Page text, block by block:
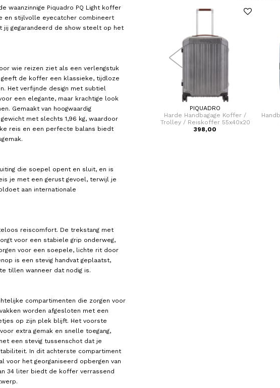
waanzinnige Piquadro PQ Light koffer
en stijlvolle eyecatcher combineert
jij gegarandeerd de show steelt op het
wie reizen ziet als een verlengstuk
de koffer een klassieke, tijdloze
Het verfijnde design met subtiel
een elegante, maar krachtige look
Gemaakt van hoogwaardig
met slechts 1,96 kg, waardoor
reis en een perfecte balans biedt
die soepel opent en sluit, en is
je met een gerust gevoel, terwijl je
aan internationale
reiscomfort. De trekstang met
voor een stabiele grip onderweg,
voor een soepele, lichte rit door
is een stevig handvat geplaatst,
tillen wanneer dat nodig is.
compartimenten die zorgen voor
worden afgesloten met een
op zijn plek blijft. Het voorste
extra gemak en snelle toegang,
een stevig tussenschot dat je
In dit achterste compartiment
voor het georganiseerd opbergen van
34 liter biedt de koffer verrassend
Koffer / Trolley /
cm Essens
SAMSONITE
Handbagage Koffer / Trolley /
Reiskoffer 55x40x20 cm Essens
199,00
PIQUADRO
Harde Handbagage Koffer /
Trolley / Reiskoffer 55x40x20
cm PQ Light
398,00